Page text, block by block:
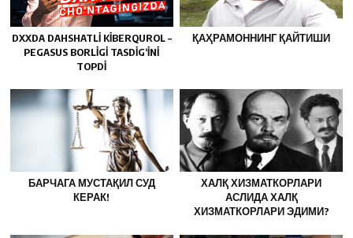
DXXDA DAHSHATLI KIBERQUROL –
PEGASUS BORLIGI TASDIG‘INI
TOPDI
ҚАҲРАМОННИНГ ҚАЙТИШИ
БАРЧАГА МУСТАҚИЛ СУД
КЕРАК!
ХАЛҚ ХИЗМАТКОРЛАРИ
АСЛИДА ХАЛҚ
ХИЗМАТКОРЛАРИ ЭДИМИ?